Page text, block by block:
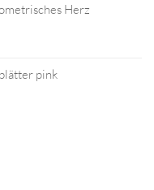
Herz
19.00.pink